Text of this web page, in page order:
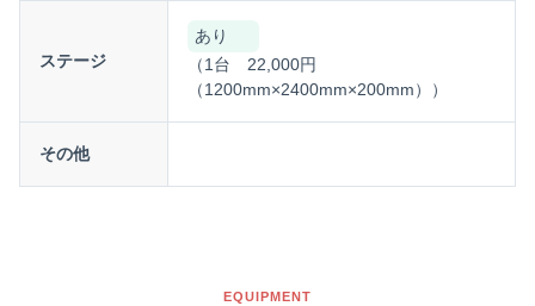
ステージ
あり
（1台 22,000円
（1200mm×2400mm×200mm））
その他
EQUIPMENT